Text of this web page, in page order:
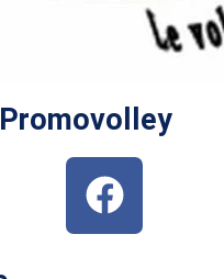
F
a